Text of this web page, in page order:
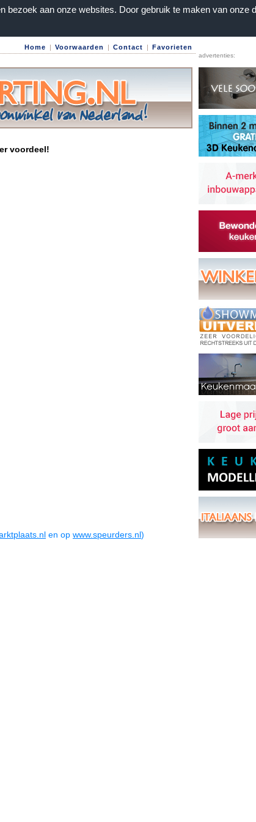
bezoek aan onze websites. Door gebruik te maken van onze
Home | Voorwaarden | Contact | Favorieten
advertenties:
voordeel!
en op www.speurders.nl)